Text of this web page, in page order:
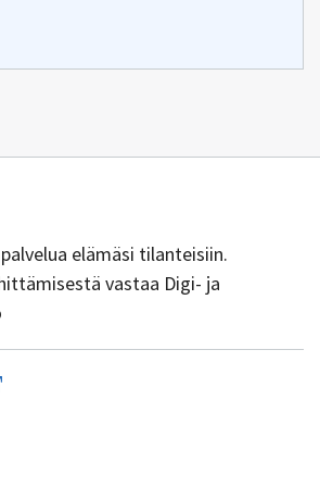
elämäsi tilanteisiin.
vastaa Digi- ja